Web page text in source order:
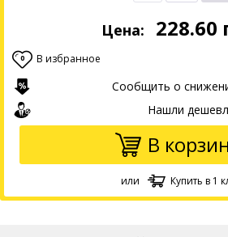
Цена: 228.60
0 В избранное
Сообщить о
Нашли
В
или Купить в 1